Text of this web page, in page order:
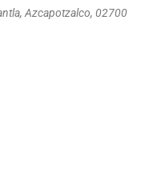
Azcapotzalco, 02700